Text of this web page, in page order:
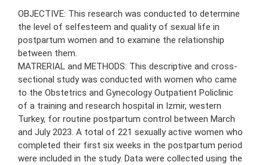
OBJECTIVE: This research was conducted to determine
the level of selfesteem and quality of sexual life in
postpartum women and to examine the relationship
between them.
MATRERIAL and METHODS: This descriptive and cross-
sectional study was conducted with women who came
to the Obstetrics and Gynecology Outpatient Policlinic
of a training and research hospital in Izmir, western
Turkey, for routine postpartum control between March
and July 2023. A total of 221 sexually active women who
completed their first six weeks in the postpartum period
were included in the study. Data were collected using the